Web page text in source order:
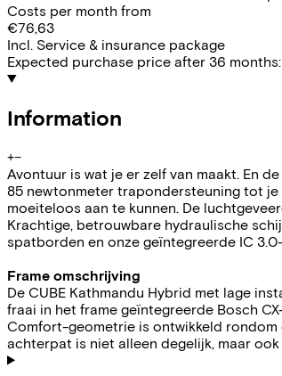
Costs per month from
€76,63
Incl. Service & insurance package
Expected purchase price after 36 months:
Information
+−
Avontuur is wat je er zelf van maakt. En
85 newtonmeter trapondersteuning tot je
moeiteloos aan te kunnen. De
Krachtige, betrouwbare hydraulische
spatborden en onze geïntegreerde IC
Frame omschrijving
De CUBE Kathmandu Hybrid met lage
fraai in het frame geïntegreerde Bosch
Comfort-geometrie is ontwikkeld rondom
achterpat is niet alleen degelijk, maar